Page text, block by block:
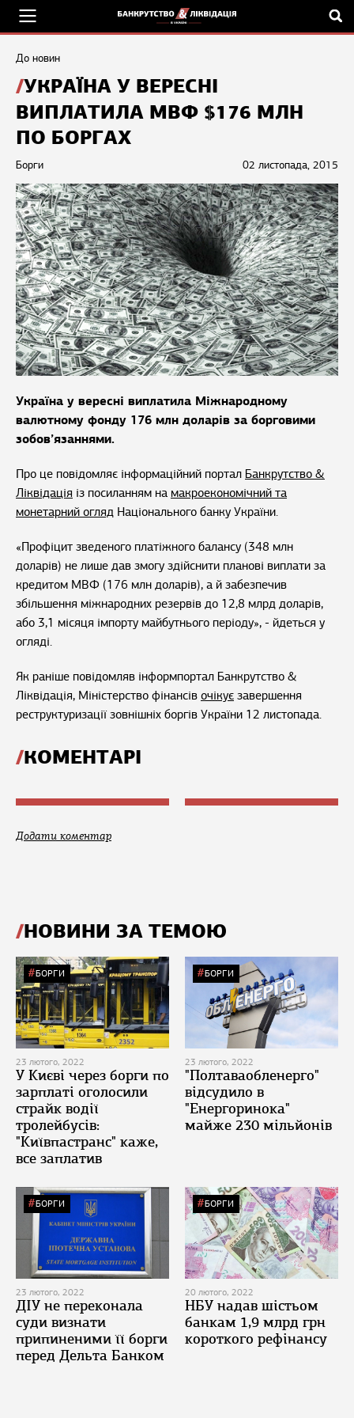
До новин
УКРАЇНА У ВЕРЕСНІ
ВИПЛАТИЛА МВФ $176 МЛН
ПО БОРГАХ
02 листопада, 2015
Борги
Україна у вересні виплатила Міжнародному
валютному фонду 176 млн доларів за борговими
зобов’язаннями.
Про це повідомляє інформаційний портал Банкрутство &
Ліквідація із посиланням на макроекономічний та
монетарний огляд Національного банку України.
«Профіцит зведеного платіжного балансу (348 млн
доларів) не лише дав змогу здійснити планові виплати за
кредитом МВФ (176 млн доларів), а й забезпечив
збільшення міжнародних резервів до 12,8 млрд доларів,
або 3,1 місяця імпорту майбутнього періоду», - йдеться у
огляді.
Як раніше повідомляв інформпортал Банкрутство &
Ліквідація, Міністерство фінансів очікує завершення
реструктуризації зовнішніх боргів України 12 листопада.
КОМЕНТАРІ
Додати коментар
НОВИНИ ЗА ТЕМОЮ
БОРГИ
23 лютого, 2022
У Києві через борги по
зарплаті оголосили
страйк водії
тролейбусів:
"Київпастранс" каже,
все заплатив
БОРГИ
23 лютого, 2022
"Полтаваобленерго"
відсудило в
"Енергоринока"
майже 230 мільйонів
БОРГИ
23 лютого, 2022
ДІУ не переконала
суди визнати
припиненими її борги
перед Дельта Банком
БОРГИ
20 лютого, 2022
НБУ надав шістьом
банкам 1,9 млрд грн
короткого рефінансу